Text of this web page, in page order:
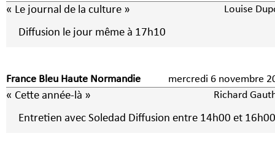
« Le journal de la culture » Louise
Diffusion le jour même à 17h10
France Bleu Haute Normandie mercredi 6 novembre
« Cette année-là » Richard
Entretien avec Soledad Diffusion entre 14h00 et 16h00